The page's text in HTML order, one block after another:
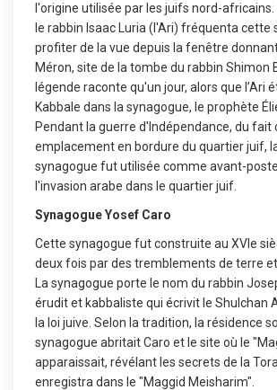
l'origine utilisée par les juifs nord-africains.
le rabbin Isaac Luria (l'Ari) fréquenta cette
profiter de la vue depuis la fenêtre
Méron, site de la tombe du rabbin Shimon
légende raconte qu'un jour, alors que l’Ari
Kabbale dans la synagogue, le prophète
Pendant la guerre d'Indépendance, du fait
emplacement en bordure du quartier juif,
synagogue fut utilisée comme avant-
l'invasion arabe dans le quartier juif.
Synagogue Yosef Caro
Cette synagogue fut construite au XVIe
deux fois par des tremblements de terre
La synagogue porte le nom du rabbin
érudit et kabbaliste qui écrivit le Shulchan
la loi juive. Selon la tradition, la résidence
synagogue abritait Caro et le site où le
apparaissait, révélant les secrets de la
enregistra dans le "Maggid Meisharim".